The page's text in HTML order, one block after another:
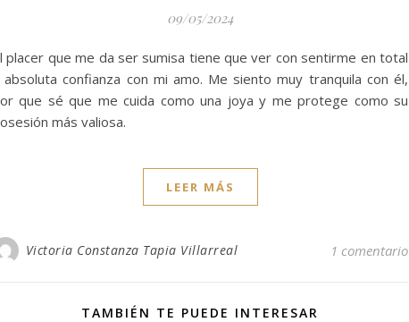
09/05/2024
placer que me da ser sumisa tiene que ver con sentirme en total
absoluta confianza con mi amo. Me siento muy tranquila con él,
que sé que me cuida como una joya y me protege como su
más valiosa.
LEER MÁS
Victoria Constanza Tapia Villarreal 1 comentario
TAMBIÉN TE PUEDE INTERESAR